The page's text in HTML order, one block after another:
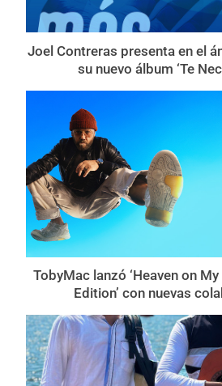
Joel Contreras presenta en el
su nuevo álbum ‘Te
TobyMac lanzó ‘Heaven on
Edition’ con nuevas